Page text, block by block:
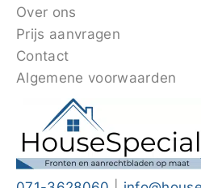
Over ons
Prijs aanvragen
Contact
Algemene voorwaarden